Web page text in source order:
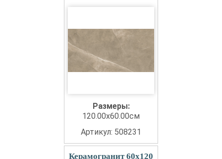
Размеры:
120.00x60.00см
Артикул: 508231
Керамогранит 60x120